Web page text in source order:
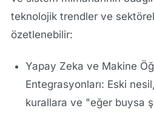
teknolojik trendler ve
özetlenebilir:
Yapay Zeka ve Makine
Entegrasyonları: Eski
kurallara ve "eğer buysa